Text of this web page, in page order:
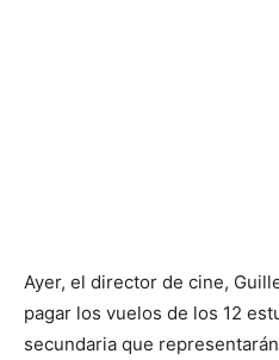
Ayer, el director de cine,
pagar los vuelos de los 12
secundaria que